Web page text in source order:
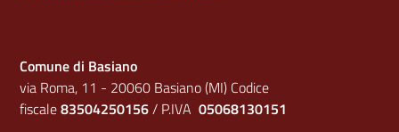
Comune di Basiano
via Roma, 11 - 20060 Basiano (MI) Codice
fiscale83504250156/ P.IVA 05068130151